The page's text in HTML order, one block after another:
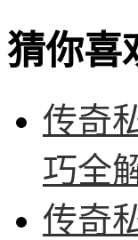
猜你喜
传奇
巧全
传奇